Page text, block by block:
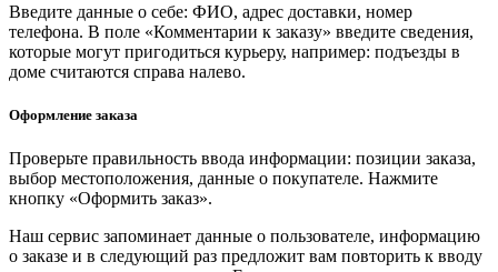
Введите данные о себе: ФИО, адрес доставки, номер
телефона. В поле «Комментарии к заказу» введите сведения,
которые могут пригодиться курьеру, например: подъезды в
доме считаются справа налево.
Оформление заказа
Проверьте правильность ввода информации: позиции заказа,
выбор местоположения, данные о покупателе. Нажмите
кнопку «Оформить заказ».
Наш сервис запоминает данные о пользователе, информацию
о заказе и в следующий раз предложит вам повторить к вводу